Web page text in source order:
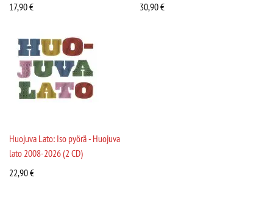
17,90€
30,90€
Huojuva Lato: Iso pyörä - Huojuva
lato 2008-2026 (2 CD)
22,90€